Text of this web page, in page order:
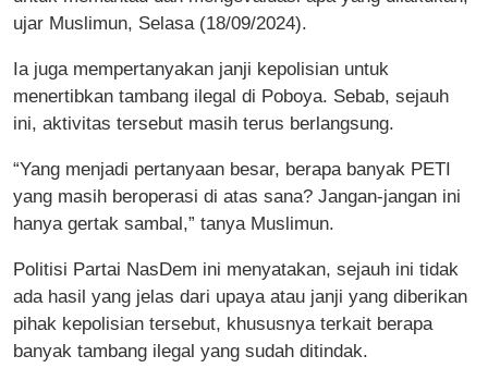
ujar Muslimun, Selasa (18/09/2024).
Ia juga mempertanyakan janji kepolisian untuk
menertibkan tambang ilegal di Poboya. Sebab, sejauh
ini, aktivitas tersebut masih terus berlangsung.
“Yang menjadi pertanyaan besar, berapa banyak PETI
yang masih beroperasi di atas sana? Jangan-jangan ini
hanya gertak sambal,” tanya Muslimun.
Politisi Partai NasDem ini menyatakan, sejauh ini tidak
ada hasil yang jelas dari upaya atau janji yang diberikan
pihak kepolisian tersebut, khususnya terkait berapa
banyak tambang ilegal yang sudah ditindak.